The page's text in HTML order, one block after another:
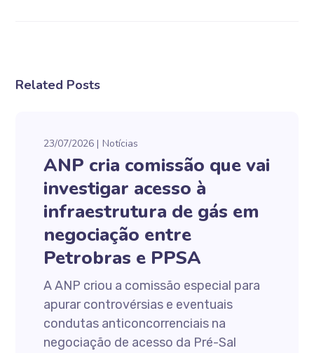
Related Posts
23/07/2026 Notícias
ANP cria comissão que vai
investigar acesso à
infraestrutura de gás em
negociação entre
Petrobras e PPSA
A ANP criou a comissão especial para
apurar controvérsias e eventuais
condutas anticoncorrenciais na
negociação de acesso da Pré-Sal